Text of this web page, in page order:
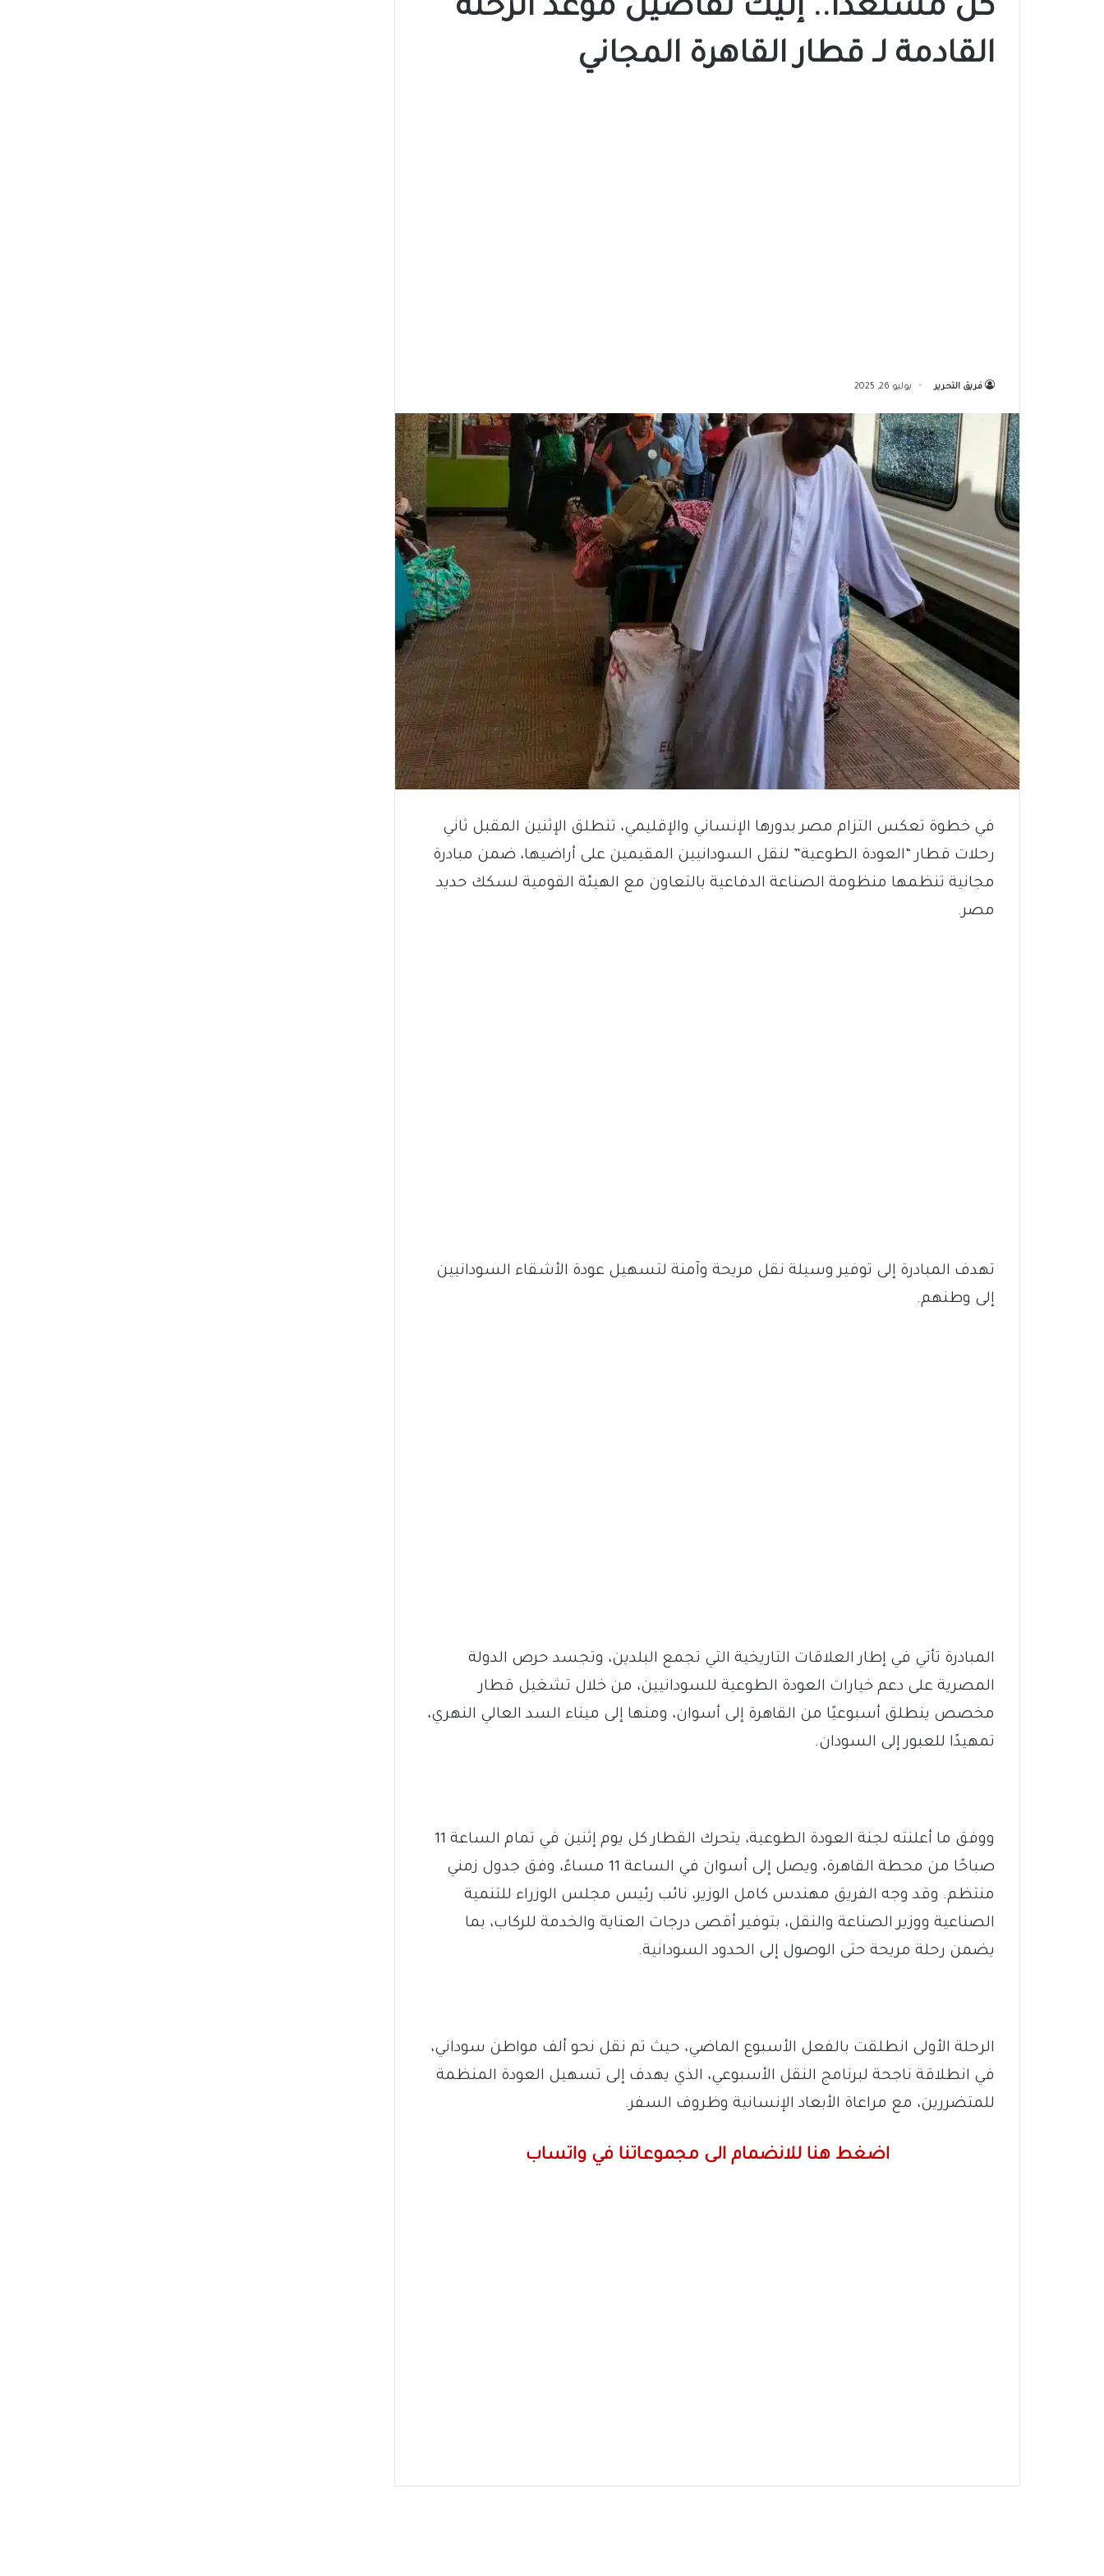
كن مستعداً.. إليك تفاصيل موعد الرحلة
القادمة لـ قطار القاهرة المجاني
فريق التحرير يوليو 26, 2025
في خطوة تعكس التزام مصر بدورها الإنساني والإقليمي، تنطلق الإثنين المقبل ثاني
رحلات قطار “العودة الطوعية” لنقل السودانيين المقيمين على أراضيها، ضمن مبادرة
مجانية تنظمها منظومة الصناعة الدفاعية بالتعاون مع الهيئة القومية لسكك حديد
مصر.
تهدف المبادرة إلى توفير وسيلة نقل مريحة وآمنة لتسهيل عودة الأشقاء السودانيين
إلى وطنهم.
المبادرة تأتي في إطار العلاقات التاريخية التي تجمع البلدين، وتجسد حرص الدولة
المصرية على دعم خيارات العودة الطوعية للسودانيين، من خلال تشغيل قطار
مخصص ينطلق أسبوعيًا من القاهرة إلى أسوان، ومنها إلى ميناء السد العالي النهري،
تمهيدًا للعبور إلى السودان.
ووفق ما أعلنته لجنة العودة الطوعية، يتحرك القطار كل يوم إثنين في تمام الساعة 11
صباحًا من محطة القاهرة، ويصل إلى أسوان في الساعة 11 مساءً، وفق جدول زمني
منتظم. وقد وجه الفريق مهندس كامل الوزير، نائب رئيس مجلس الوزراء للتنمية
الصناعية ووزير الصناعة والنقل، بتوفير أقصى درجات العناية والخدمة للركاب، بما
يضمن رحلة مريحة حتى الوصول إلى الحدود السودانية.
الرحلة الأولى انطلقت بالفعل الأسبوع الماضي، حيث تم نقل نحو ألف مواطن سوداني،
في انطلاقة ناجحة لبرنامج النقل الأسبوعي، الذي يهدف إلى تسهيل العودة المنظمة
للمتضررين، مع مراعاة الأبعاد الإنسانية وظروف السفر.
اضغط هنا للانضمام الى مجموعاتنا في واتساب